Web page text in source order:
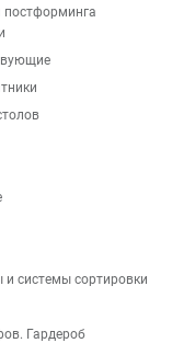
системы сортировки
Гардероб